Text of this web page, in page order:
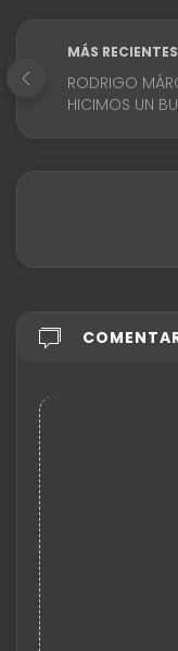
MÁS RECIENTES
RODRIGO
HICIMOS UN